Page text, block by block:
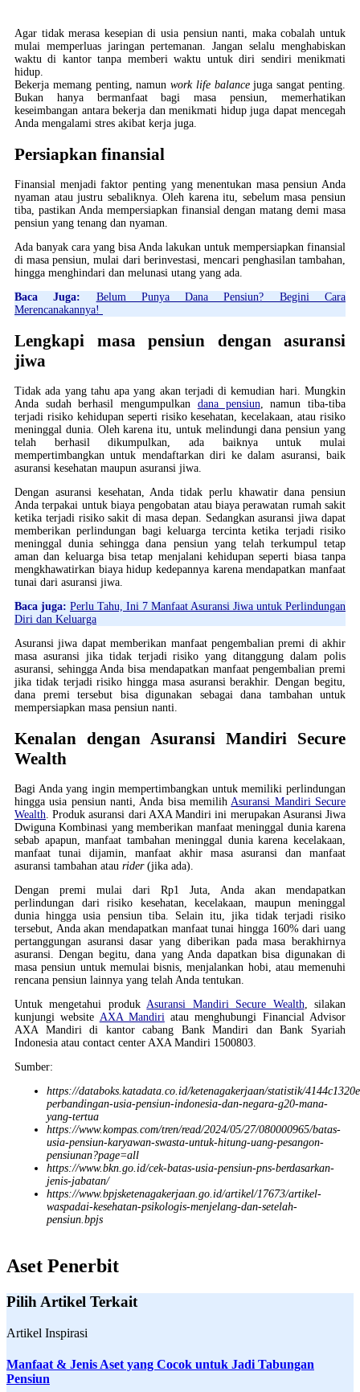
Agar tidak merasa kesepian di usia pensiun nanti, maka cobalah untuk
mulai memperluas jaringan pertemanan. Jangan selalu menghabiskan
waktu di kantor tanpa memberi waktu untuk diri sendiri menikmati
hidup.
Bekerja memang penting, namunwork life balancejuga sangat penting.
Bukan hanya bermanfaat bagi masa pensiun, memerhatikan
keseimbangan antara bekerja dan menikmati hidup juga dapat mencegah
Anda mengalami stres akibat kerja juga.
Persiapkan finansial
Finansial menjadi faktor penting yang menentukan masa pensiun Anda
nyaman atau justru sebaliknya. Oleh karena itu, sebelum masa pensiun
tiba, pastikan Anda mempersiapkan finansial dengan matang demi masa
pensiun yang tenang dan nyaman.
Ada banyak cara yang bisa Anda lakukan untuk mempersiapkan finansial
di masa pensiun, mulai dari berinvestasi, mencari penghasilan tambahan,
hingga menghindari dan melunasi utang yang ada.
Baca Juga: Belum Punya Dana Pensiun? Begini Cara
Merencanakannya!
Lengkapi masa pensiun dengan asuransi
jiwa
Tidak ada yang tahu apa yang akan terjadi di kemudian hari. Mungkin
Anda sudah berhasil mengumpulkan dana pensiun, namun tiba-tiba
terjadi risiko kehidupan seperti risiko kesehatan, kecelakaan, atau risiko
meninggal dunia. Oleh karena itu, untuk melindungi dana pensiun yang
telah berhasil dikumpulkan, ada baiknya untuk mulai
mempertimbangkan untuk mendaftarkan diri ke dalam asuransi, baik
asuransi kesehatan maupun asuransi jiwa.
Dengan asuransi kesehatan, Anda tidak perlu khawatir dana pensiun
Anda terpakai untuk biaya pengobatan atau biaya perawatan rumah sakit
ketika terjadi risiko sakit di masa depan. Sedangkan asuransi jiwa dapat
memberikan perlindungan bagi keluarga tercinta ketika terjadi risiko
meninggal dunia sehingga dana pensiun yang telah terkumpul tetap
aman dan keluarga bisa tetap menjalani kehidupan seperti biasa tanpa
mengkhawatirkan biaya hidup kedepannya karena mendapatkan manfaat
tunai dari asuransi jiwa.
Baca juga: Perlu Tahu, Ini 7 Manfaat Asuransi Jiwa untuk Perlindungan
Diri dan Keluarga
Asuransi jiwa dapat memberikan manfaat pengembalian premi di akhir
masa asuransi jika tidak terjadi risiko yang ditanggung dalam polis
asuransi, sehingga Anda bisa mendapatkan manfaat pengembalian premi
jika tidak terjadi risiko hingga masa asuransi berakhir. Dengan begitu,
dana premi tersebut bisa digunakan sebagai dana tambahan untuk
mempersiapkan masa pensiun nanti.
Kenalan dengan Asuransi Mandiri Secure
Wealth
Bagi Anda yang ingin mempertimbangkan untuk memiliki perlindungan
hingga usia pensiun nanti, Anda bisa memilihAsuransi Mandiri Secure
Wealth. Produk asuransi dari AXA Mandiri ini merupakan Asuransi Jiwa
Dwiguna Kombinasi yang memberikan manfaat meninggal dunia karena
sebab apapun, manfaat tambahan meninggal dunia karena kecelakaan,
manfaat tunai dijamin, manfaat akhir masa asuransi dan manfaat
asuransi tambahan atau rider(jika ada).
Dengan premi mulai dari Rp1 Juta, Anda akan mendapatkan
perlindungan dari risiko kesehatan, kecelakaan, maupun meninggal
dunia hingga usia pensiun tiba. Selain itu, jika tidak terjadi risiko
tersebut, Anda akan mendapatkan manfaat tunai hingga 160% dari uang
pertanggungan asuransi dasar yang diberikan pada masa berakhirnya
asuransi. Dengan begitu, dana yang Anda dapatkan bisa digunakan di
masa pensiun untuk memulai bisnis, menjalankan hobi, atau memenuhi
rencana pensiun lainnya yang telah Anda tentukan.
Untuk mengetahui produkAsuransi Mandiri Secure Wealth, silakan
kunjungi website AXA Mandiriatau menghubungi Financial Advisor
AXA Mandiri di kantor cabang Bank Mandiri dan Bank Syariah
Indonesia atau contact center AXA Mandiri 1500803.
Sumber:
https://databoks.katadata.co.id/ketenagakerjaan/statistik/
perbandingan-usia-pensiun-indonesia-dan-negara-g20-mana-
yang-tertua
https://www.kompas.com/tren/read/2024/05/27/080000965/batas-
usia-pensiun-karyawan-swasta-untuk-hitung-uang-pesangon-
pensiunan?page=all
https://www.bkn.go.id/cek-batas-usia-pensiun-pns-berdasarkan-
jenis-jabatan/
https://www.bpjsketenagakerjaan.go.id/artikel/17673/artikel-
waspadai-kesehatan-psikologis-menjelang-dan-setelah-
pensiun.bpjs
Aset Penerbit
Pilih Artikel Terkait
Artikel Inspirasi
Manfaat & Jenis Aset yang Cocok untuk Jadi Tabungan
Pensiun